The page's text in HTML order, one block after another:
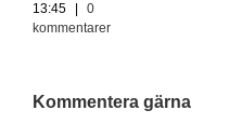
13:45
0
kommentarer
Kommentera gärna